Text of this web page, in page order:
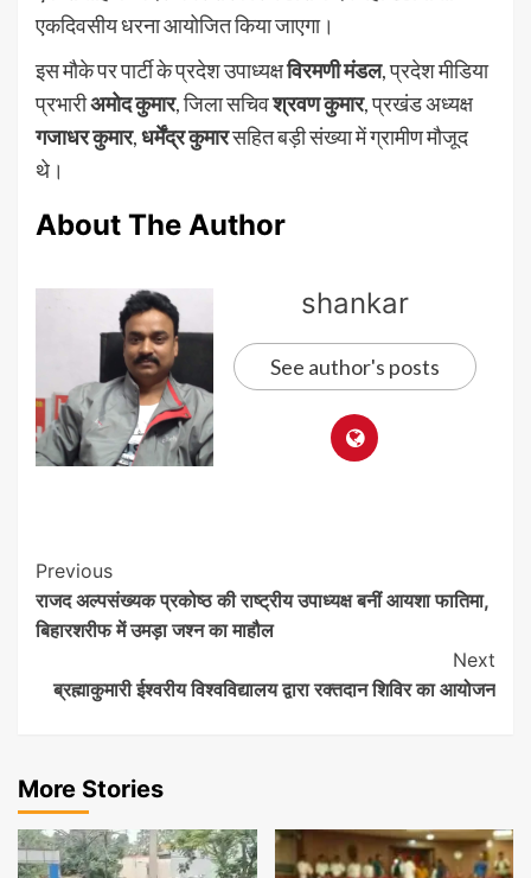
एकदिवसीय धरना आयोजित किया जाएगा।
इस मौके पर पार्टी के प्रदेश उपाध्यक्षविरमणी मंडल, प्रदेश मीडिया
प्रभारीअमोद कुमार, जिला सचिवश्रवण कुमार, प्रखंड अध्यक्ष
गजाधर कुमार,धर्मेंद्र कुमारसहित बड़ी संख्या में ग्रामीण मौजूद
थे।
About The Author
shankar
See author's posts
Post
Navigation
Previous
राजद अल्पसंख्यक प्रकोष्ठ की राष्ट्रीय उपाध्यक्ष बनीं आयशा फातिमा,
बिहारशरीफ में उमड़ा जश्न का माहौल
Next
ब्रह्माकुमारी ईश्वरीय विश्वविद्यालय द्वारा रक्तदान शिविर का आयोजन
More Stories